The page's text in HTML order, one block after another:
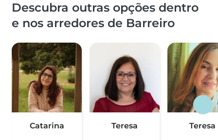
Descubra outras opções dentro
e nos arredores de Barreiro
Catarina Teresa Teresa